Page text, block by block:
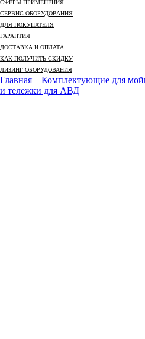
СФЕРЫ ПРИМЕНЕНИЯ
СЕРВИС ОБОРУДОВАНИЯ
ДЛЯ ПОКУПАТЕЛЯ
ГАРАНТИЯ
ДОСТАВКА И ОПЛАТА
КАК ПОЛУЧИТЬ СКИДКУ
ЛИЗИНГ ОБОРУДОВАНИЯ
Главная Комплектующие для
и тележки для АВД